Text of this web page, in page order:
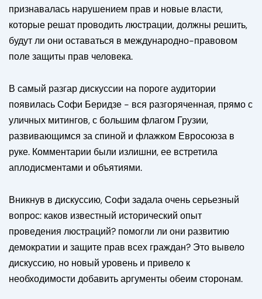
признавалась нарушением прав и новые власти,
которые решат проводить люстрации, должны решить,
будут ли они оставаться в международно-правовом
поле защиты прав человека.
В самый разгар дискуссии на пороге аудитории
появилась Софи Беридзе - вся разгоряченная, прямо с
уличных митингов, с большим флагом Грузии,
развивающимся за спиной и флажком Евросоюза в
руке. Комментарии были излишни, ее встретила
аплодисментами и объятиями.
Вникнув в дискуссию, Софи задала очень серьезный
вопрос: каков известный исторический опыт
проведения люстраций? помогли ли они развитию
демократии и защите прав всех граждан? Это вывело
дискуссию, но новый уровень и привело к
необходимости добавить аргументы обеим сторонам.